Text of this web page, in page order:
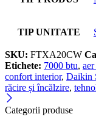
TIP UNITATE
SKU: FTXA20CW
Etichete: 7000 btu,
confort interior, Daikin
răcire și încălzire,
Categorii produse